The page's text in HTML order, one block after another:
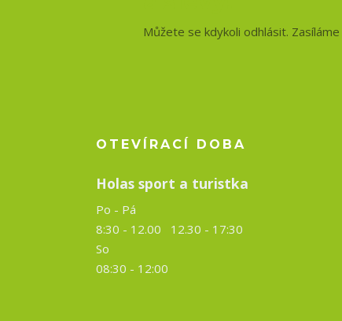
Můžete se kdykoli odhlásit.
OTEVÍRACÍ DOBA
Holas sport a turistka
Po - Pá
8:30 - 12.00 12.30 - 17:30
So
08:30 - 12:00